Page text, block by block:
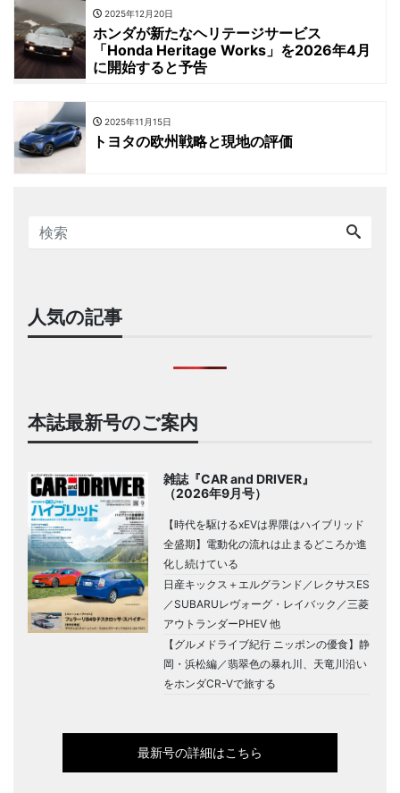
2025年12月20日
ホンダが新たなヘリテージサービス
「Honda Heritage Works」を2026年4月
に開始すると予告
2025年11月15日
トヨタの欧州戦略と現地の評価
人気の記事
本誌最新号のご案内
雑誌『CAR and DRIVER』
（2026年9月号）
【時代を駆けるxEVは界隈はハイブリッド
全盛期】電動化の流れは止まるどころか進
化し続けている
日産キックス＋エルグランド／レクサスES
／SUBARUレヴォーグ・レイバック／三菱
アウトランダーPHEV 他
【グルメドライブ紀行 ニッポンの優食】静
岡・浜松編／翡翠色の暴れ川、天竜川沿い
をホンダCR-Vで旅する
最新号の詳細はこちら